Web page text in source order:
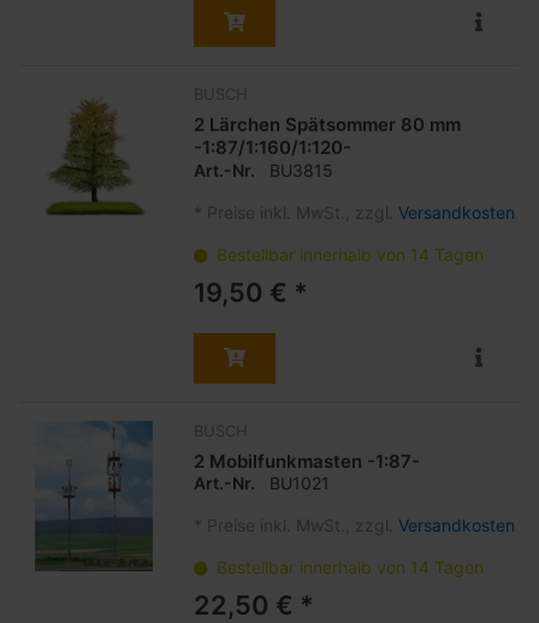
BUSCH
2 Lärchen Spätsommer 80 mm
-1:87/1:160/1:120-
Art.-Nr. BU3815
* Preise inkl. MwSt., zzgl. Versandkosten
Bestellbar innerhalb von 14 Tagen
19,50 € *
BUSCH
2 Mobilfunkmasten -1:87-
Art.-Nr. BU1021
* Preise inkl. MwSt., zzgl. Versandkosten
Bestellbar innerhalb von 14 Tagen
22,50 € *